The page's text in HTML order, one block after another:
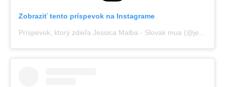
Zobraziť tento príspevok na Instagrame
Príspevok, ktorý zdieľa Jessica Malba - Slovak mua (@jessica.malba)